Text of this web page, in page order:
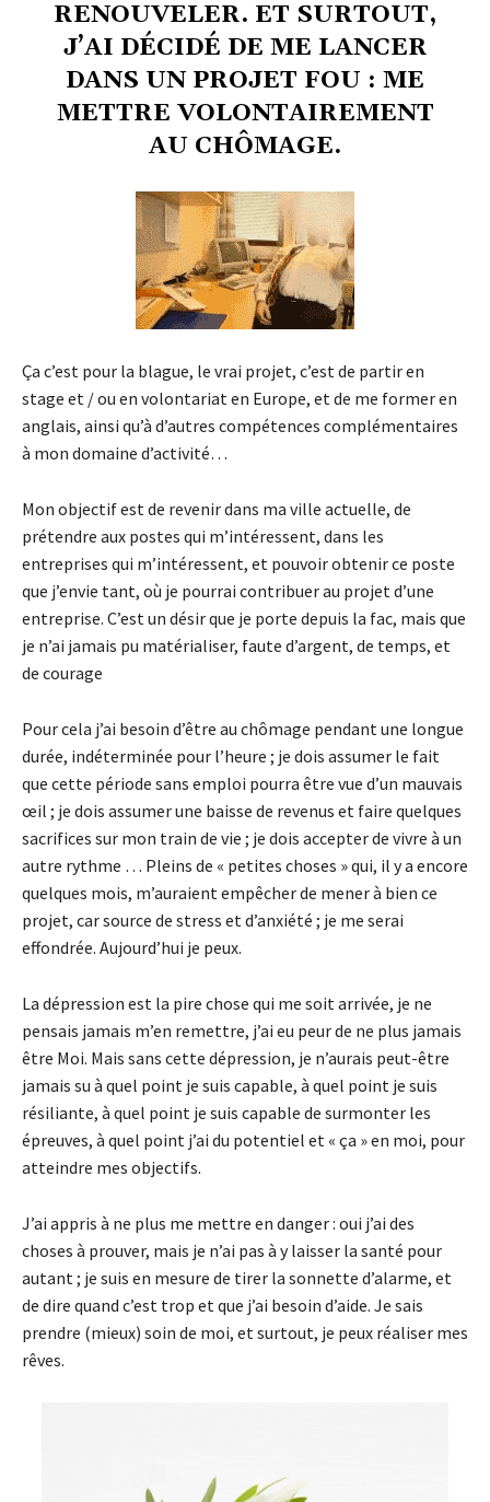
RENOUVELER. ET SURTOUT,
J’AI DÉCIDÉ DE ME LANCER
DANS UN PROJET FOU : ME
METTRE VOLONTAIREMENT
AU CHÔMAGE.
Ça c’est pour la blague, le vrai projet, c’est de partir en
stage et / ou en volontariat en Europe, et de me former en
anglais, ainsi qu’à d’autres compétences complémentaires
à mon domaine d’activité…
Mon objectif est de revenir dans ma ville actuelle, de
prétendre aux postes qui m’intéressent, dans les
entreprises qui m’intéressent, et pouvoir obtenir ce poste
que j’envie tant, où je pourrai contribuer au projet d’une
entreprise. C’est un désir que je porte depuis la fac, mais que
je n’ai jamais pu matérialiser, faute d’argent, de temps, et
de courage
Pour cela j’ai besoin d’être au chômage pendant une longue
durée, indéterminée pour l’heure ; je dois assumer le fait
que cette période sans emploi pourra être vue d’un mauvais
œil ; je dois assumer une baisse de revenus et faire quelques
sacrifices sur mon train de vie ; je dois accepter de vivre à un
autre rythme … Pleins de « petites choses » qui, il y a encore
quelques mois, m’auraient empêcher de mener à bien ce
projet, car source de stress et d’anxiété ; je me serai
effondrée. Aujourd’hui je peux.
La dépression est la pire chose qui me soit arrivée, je ne
pensais jamais m’en remettre, j’ai eu peur de ne plus jamais
être Moi. Mais sans cette dépression, je n’aurais peut-être
jamais su à quel point je suis capable, à quel point je suis
résiliante, à quel point je suis capable de surmonter les
épreuves, à quel point j’ai du potentiel et « ça » en moi, pour
atteindre mes objectifs.
J’ai appris à ne plus me mettre en danger : oui j’ai des
choses à prouver, mais je n’ai pas à y laisser la santé pour
autant ; je suis en mesure de tirer la sonnette d’alarme, et
de dire quand c’est trop et que j’ai besoin d’aide. Je sais
prendre (mieux) soin de moi, et surtout, je peux réaliser mes
rêves.